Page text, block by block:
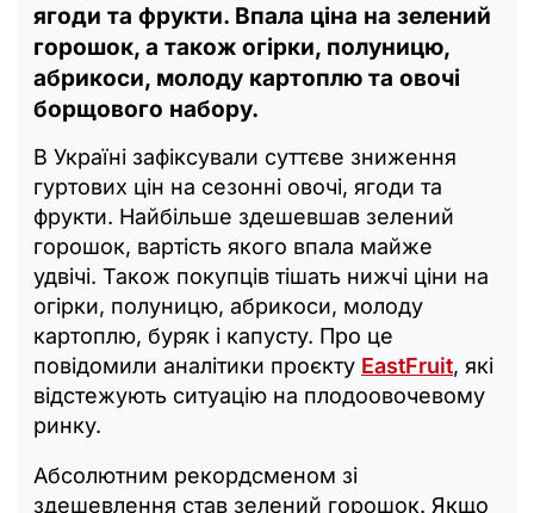
ягоди та фрукти. Впала ціна на зелений
горошок, а також огірки, полуницю,
абрикоси, молоду картоплю та овочі
борщового набору.
В Україні зафіксували суттєве зниження
гуртових цін на сезонні овочі, ягоди та
фрукти. Найбільше здешевшав зелений
горошок, вартість якого впала майже
удвічі. Також покупців тішать нижчі ціни на
огірки, полуницю, абрикоси, молоду
картоплю, буряк і капусту. Про це
повідомили аналітики проєкту EastFruit, які
відстежують ситуацію на плодоовочевому
ринку.
Абсолютним рекордсменом зі
здешевлення став зелений горошок. Якщо